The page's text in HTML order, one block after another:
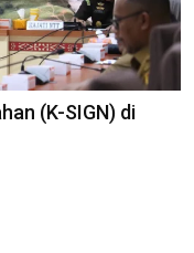
(K-SIGN) di